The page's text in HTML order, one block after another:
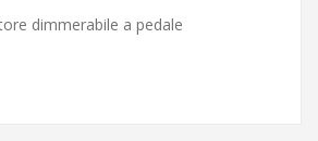
dimmerabile a pedale